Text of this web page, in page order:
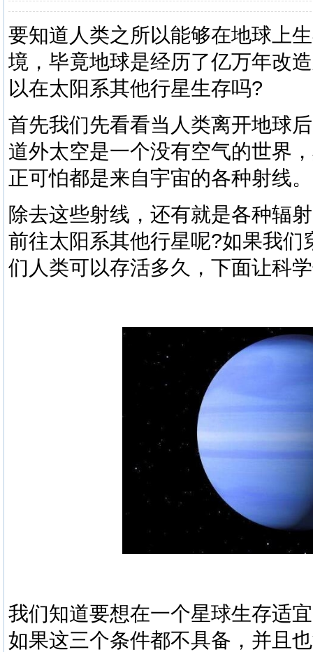
要知道人类之所以能够在地球上
境，毕竟地球是经历了亿万年改
以在太阳系其他行星生存吗?
首先我们先看看当人类离开地球
道外太空是一个没有空气的世界
正可怕都是来自宇宙的各种射线。
除去这些射线，还有就是各种辐
前往太阳系其他行星呢?如果我
们人类可以存活多久，下面让科
我们知道要想在一个星球生存适
如果这三个条件都不具备，并且